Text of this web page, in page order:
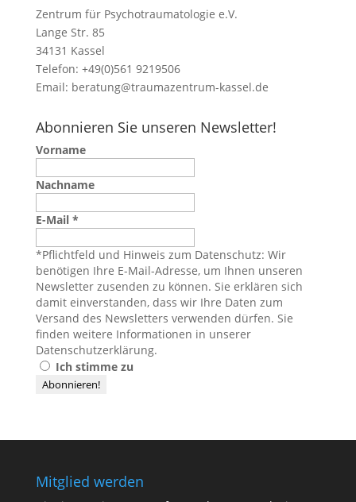
Zentrum für Psychotraumatologie e.V.
Lange Str. 85
34131 Kassel
Telefon: +49(0)561 9219506
Email: beratung@traumazentrum-kassel.de
Abonnieren Sie unseren Newsletter!
Vorname
Nachname
E-Mail *
*Pflichtfeld und Hinweis zum Datenschutz: Wir
benötigen Ihre E-Mail-Adresse, um Ihnen unseren
Newsletter zusenden zu können. Sie erklären sich
damit einverstanden, dass wir Ihre Daten zum
Versand des Newsletters verwenden dürfen. Sie
finden weitere Informationen in unserer
Datenschutzerklärung.
Ich stimme zu
Mitglied werden